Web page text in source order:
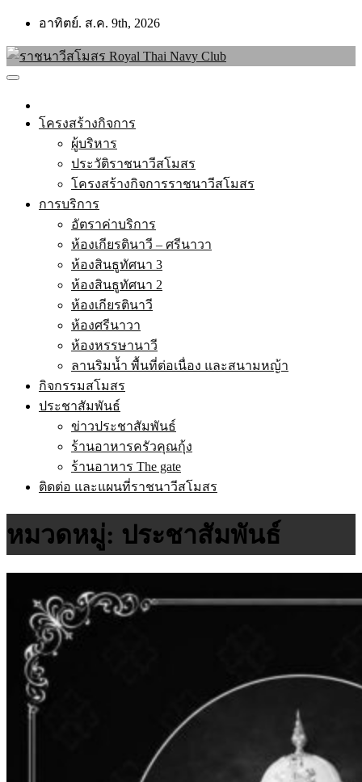
Skip
content
อาทิตย์. ส.ค. 9th, 2026
โครงสร้างกิจการ
ผู้บริหาร
ประวัติราชนาวีสโมสร
โครงสร้างกิจการราชนาวีสโมสร
การบริการ
อัตราค่าบริการ
ห้องเกียรตินาวี – ศรีนาวา
ห้องสินธูทัศนา 3
ห้องสินธูทัศนา 2
ห้องเกียรตินาวี
ห้องศรีนาวา
ห้องหรรษานาวี
ลานริมน้ำ พื้นที่ต่อเนื่อง และสนามหญ้า
กิจกรรมสโมสร
ประชาสัมพันธ์
ข่าวประชาสัมพันธ์
ร้านอาหารครัวคุณกุ้ง
ร้านอาหาร The gate
ติดต่อ และแผนที่ราชนาวีสโมสร
หมวดหมู่: ประชาสัมพันธ์